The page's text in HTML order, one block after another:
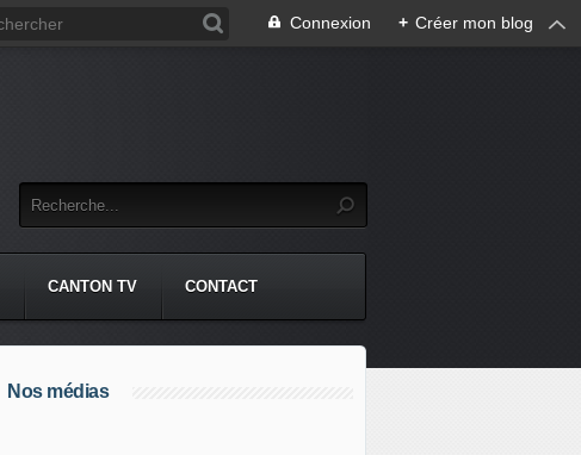
Connexion + Créer mon blog
CANTON TV CONTACT
Nos médias